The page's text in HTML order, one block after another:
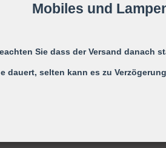
Sie
Es
Mobiles und
Sie dass der Versand danach
dauert, selten kann es zu